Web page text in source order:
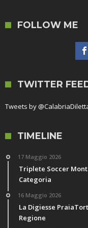
FOLLOW ME
TWITTER
Tweets by
TIMELINE
17 Maggio 2026
Triplete Soccer
Categoria
16 Maggio 2026
La Digiesse
Regione